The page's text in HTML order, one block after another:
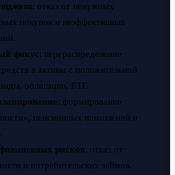
: отказ от ненужных
покупок и неэффективных
фокус: перераспределение
в активы с положительной
облигации, ETF.
: формирование
пенсионных накоплений и
рисков: отказ от
и потребительских займов.